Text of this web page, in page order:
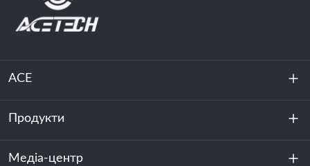
ACE
Про нас
Стійкість
Продукти
Зберігання енергії
Медіа-центр